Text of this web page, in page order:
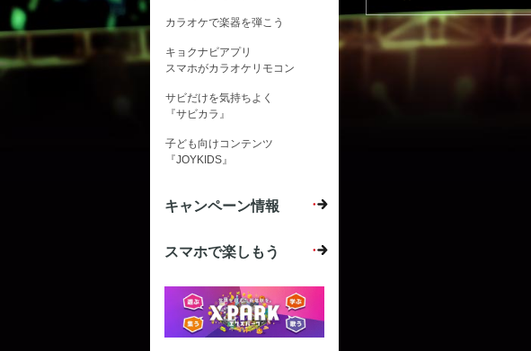
カラオケで楽器を弾こう
キョクナビアプリ
スマホがカラオケリモコン
サビだけを気持ちよく
『サビカラ』
子ども向けコンテンツ
『JOYKIDS』
キャンペーン情報
スマホで楽しもう